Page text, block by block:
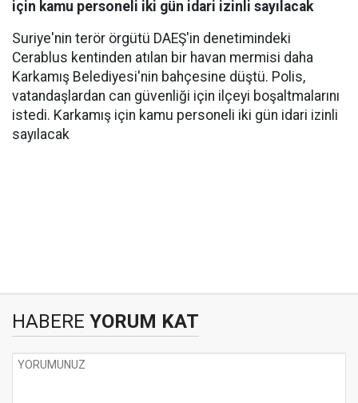
için kamu personeli iki gün idari izinli sayılacak
Suriye'nin terör örgütü DAEŞ'in denetimindeki
Cerablus kentinden atılan bir havan mermisi daha
Karkamış Belediyesi'nin bahçesine düştü. Polis,
vatandaşlardan can güvenliği için ilçeyi boşaltmalarını
istedi. Karkamış için kamu personeli iki gün idari izinli
sayılacak
HABERE YORUM KAT